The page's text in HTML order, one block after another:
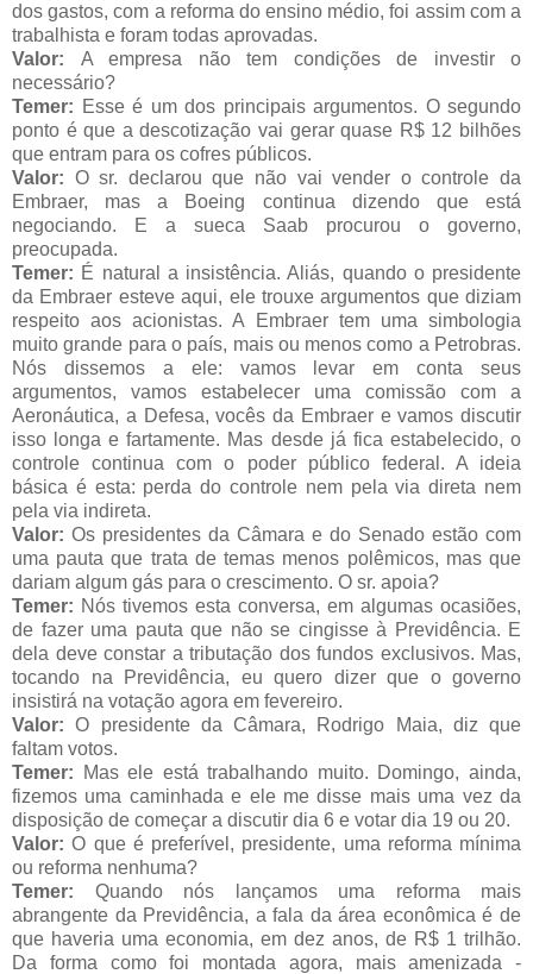
dos gastos, com a reforma do ensino médio, foi assim com a
trabalhista e foram todas aprovadas.
Valor: A empresa não tem condições de investir o
necessário?
Temer: Esse é um dos principais argumentos. O segundo
ponto é que a descotização vai gerar quase R$ 12 bilhões
que entram para os cofres públicos.
Valor: O sr. declarou que não vai vender o controle da
Embraer, mas a Boeing continua dizendo que está
negociando. E a sueca Saab procurou o governo,
preocupada.
Temer: É natural a insistência. Aliás, quando o presidente
da Embraer esteve aqui, ele trouxe argumentos que diziam
respeito aos acionistas. A Embraer tem uma simbologia
muito grande para o país, mais ou menos como a Petrobras.
Nós dissemos a ele: vamos levar em conta seus
argumentos, vamos estabelecer uma comissão com a
Aeronáutica, a Defesa, vocês da Embraer e vamos discutir
isso longa e fartamente. Mas desde já fica estabelecido, o
controle continua com o poder público federal. A ideia
básica é esta: perda do controle nem pela via direta nem
pela via indireta.
Valor: Os presidentes da Câmara e do Senado estão com
uma pauta que trata de temas menos polêmicos, mas que
dariam algum gás para o crescimento. O sr. apoia?
Temer: Nós tivemos esta conversa, em algumas ocasiões,
de fazer uma pauta que não se cingisse à Previdência. E
dela deve constar a tributação dos fundos exclusivos. Mas,
tocando na Previdência, eu quero dizer que o governo
insistirá na votação agora em fevereiro.
Valor: O presidente da Câmara, Rodrigo Maia, diz que
faltam votos.
Temer: Mas ele está trabalhando muito. Domingo, ainda,
fizemos uma caminhada e ele me disse mais uma vez da
disposição de começar a discutir dia 6 e votar dia 19 ou 20.
Valor: O que é preferível, presidente, uma reforma mínima
ou reforma nenhuma?
Temer: Quando nós lançamos uma reforma mais
abrangente da Previdência, a fala da área econômica é de
que haveria uma economia, em dez anos, de R$ 1 trilhão.
Da forma como foi montada agora, mais amenizada -